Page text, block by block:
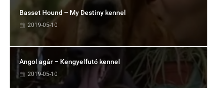
Basset Hound – My Destiny kennel
2019-05-10
Angol agár – Kengyelfutó kennel
2019-05-10